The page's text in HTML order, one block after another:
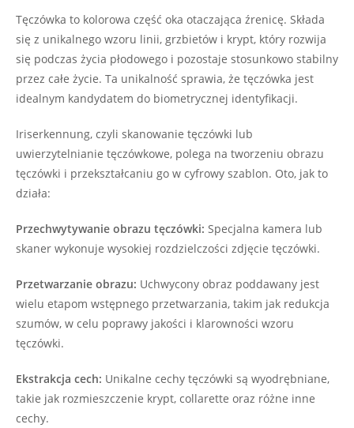
Tęczówka to kolorowa część oka otaczająca źrenicę. Składa
się z unikalnego wzoru linii, grzbietów i krypt, który rozwija
się podczas życia płodowego i pozostaje stosunkowo stabilny
przez całe życie. Ta unikalność sprawia, że tęczówka jest
idealnym kandydatem do biometrycznej identyfikacji.
Iriserkennung, czyli skanowanie tęczówki lub
uwierzytelnianie tęczówkowe, polega na tworzeniu obrazu
tęczówki i przekształcaniu go w cyfrowy szablon. Oto, jak to
działa:
Przechwytywanie obrazu tęczówki: Specjalna kamera lub
skaner wykonuje wysokiej rozdzielczości zdjęcie tęczówki.
Przetwarzanie obrazu: Uchwycony obraz poddawany jest
wielu etapom wstępnego przetwarzania, takim jak redukcja
szumów, w celu poprawy jakości i klarowności wzoru
tęczówki.
Ekstrakcja cech: Unikalne cechy tęczówki są wyodrębniane,
takie jak rozmieszczenie krypt, collarette oraz różne inne
cechy.